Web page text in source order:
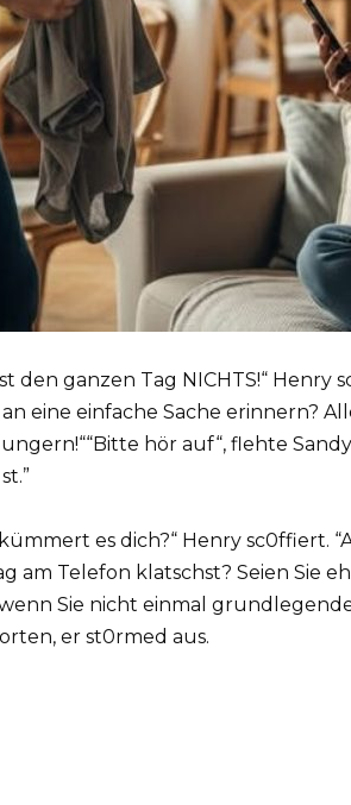
den ganzen Tag NICHTS!“ Henry
eine einfache Sache erinnern?
hör auf“, flehte
es dich?“ Henry sc0ffiert.
am Telefon klatschst? Seien Sie
wenn Sie nicht einmal
er st0rmed aus.